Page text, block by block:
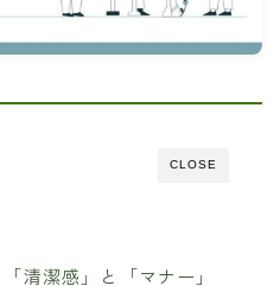
CLOSE
清潔感」と「マナー」